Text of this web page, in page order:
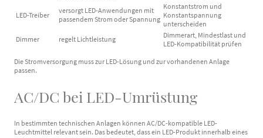
LED-Treiber
versorgt LED-Anwendungen mit
passendem Strom oder Spannung
Konstantstrom und
Konstantspannung
unterscheiden
Dimmer
regelt Lichtleistung
Dimmerart, Mindestlast und
LED-Kompatibilität prüfen
Die Stromversorgung muss zur LED-Lösung und zur vorhandenen Anlage
passen.
AC/DC bei LED-Umrüstung
In bestimmten technischen Anlagen können AC/DC-kompatible LED-
Leuchtmittel relevant sein. Das bedeutet, dass ein LED-Produkt innerhalb eines